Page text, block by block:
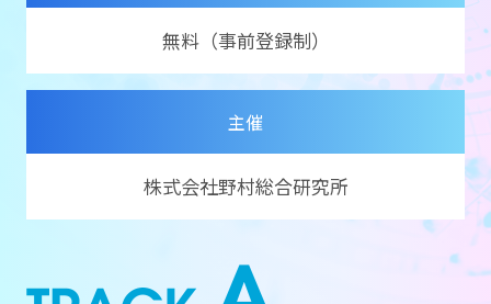
無料（事前登録制）
主催
株式会社野村総合研究所